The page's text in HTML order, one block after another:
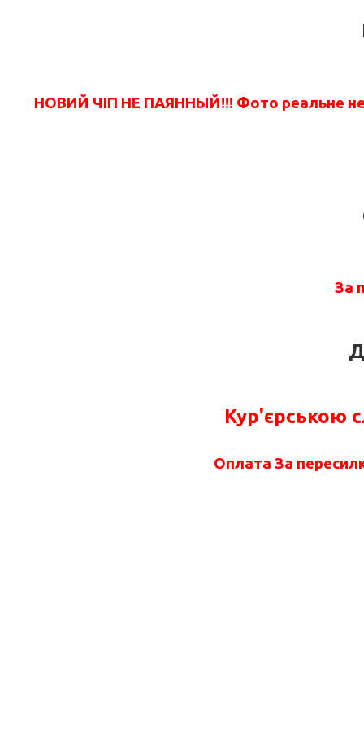
НОВИЙ ЧІП НЕ ПАЯННЫЙ!!! Фото реальне не
За
Кур'єрською
Оплата За